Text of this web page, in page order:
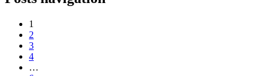
1
2
3
4
…